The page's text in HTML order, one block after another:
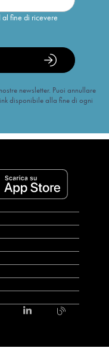
fine di ricevere
newsletter. Puoi annullare
disponibile alla fine di ogni